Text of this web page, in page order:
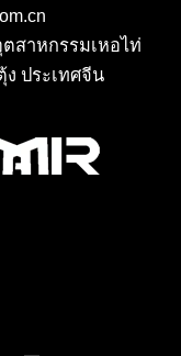
สาหกรรมเหอไท่
ง ประเทศจีน